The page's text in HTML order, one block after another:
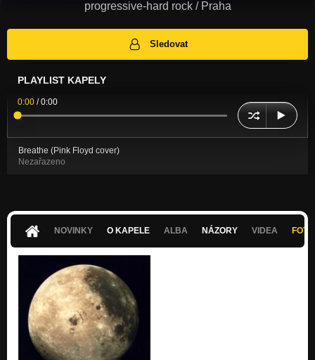
progressive-hard rock / Praha
Sledovat
PLAYLIST KAPELY
0:00 /0:00
Breathe (Pink Floyd cover)
Nezařazeno
NOVINKY O KAPELE ALBA NÁZORY VIDEA